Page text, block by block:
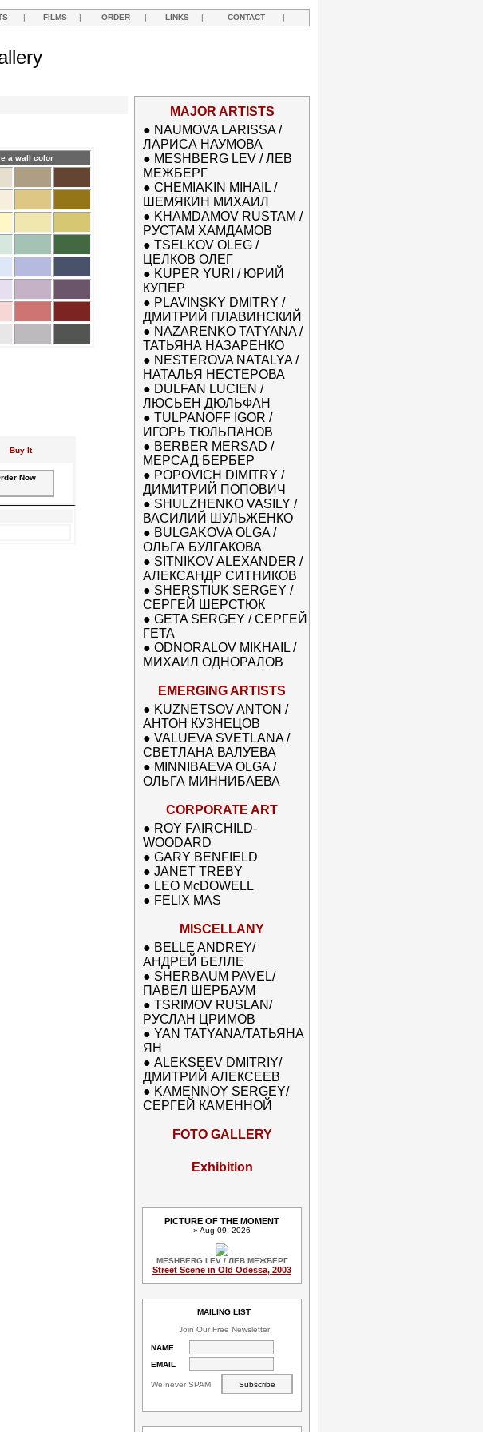
| FILMS | ORDER | LINKS | CONTACT |
a wall color
Buy It
Now
MAJOR ARTISTS
● NAUMOVA LARISSA /
ЛАРИСА НАУМОВА
● MESHBERG LEV / ЛЕВ
МЕЖБЕРГ
● CHEMIAKIN MIHAIL /
ШЕМЯКИН МИХАИЛ
● KHAMDAMOV RUSTAM /
РУСТАМ ХАМДАМОВ
● TSELKOV OLEG /
ЦЕЛКОВ ОЛЕГ
● KUPER YURI / ЮРИЙ
КУПЕР
● PLAVINSKY DMITRY /
ДМИТРИЙ ПЛАВИНСКИЙ
● NAZARENKO TATYANA /
ТАТЬЯНА НАЗАРЕНКО
● NESTEROVA NATALYA /
НАТАЛЬЯ НЕСТЕРОВА
● DULFAN LUCIEN /
ЛЮСЬЕН ДЮЛЬФАН
● TULPANOFF IGOR /
ИГОРЬ ТЮЛЬПАНОВ
● BERBER MERSAD /
МЕРСАД БЕРБЕР
● POPOVICH DIMITRY /
ДИМИТРИЙ ПОПОВИЧ
● SHULZHENKO VASILY /
ВАСИЛИЙ ШУЛЬЖЕНКО
● BULGAKOVA OLGA /
ОЛЬГА БУЛГАКОВА
● SITNIKOV ALEXANDER /
АЛЕКСАНДР СИТНИКОВ
● SHERSTIUK SERGEY /
СЕРГЕЙ ШЕРСТЮК
● GETA SERGEY / СЕРГЕЙ
ГЕТА
● ODNORALOV MIKHAIL /
МИХАИЛ ОДНОРАЛОВ
EMERGING ARTISTS
● KUZNETSOV ANTON /
АНТОН КУЗНЕЦОВ
● VALUEVA SVETLANA /
СВЕТЛАНА ВАЛУЕВА
● MINNIBAEVA OLGA /
ОЛЬГА МИННИБАЕВА
CORPORATE ART
● ROY FAIRCHILD-
WOODARD
● GARY BENFIELD
● JANET TREBY
● LEO McDOWELL
● FELIX MAS
MISCELLANY
● BELLE ANDREY/
АНДРЕЙ БЕЛЛЕ
● SHERBAUM PAVEL/
ПАВЕЛ ШЕРБАУМ
● TSRIMOV RUSLAN/
РУСЛАН ЦРИМОВ
● YAN TATYANA/ТАТЬЯНА
ЯН
● ALEKSEEV DMITRIY/
ДМИТРИЙ АЛЕКСЕЕВ
● KAMENNOY SERGEY/
СЕРГЕЙ КАМЕННОЙ
FOTO GALLERY
Exhibition
PICTURE OF THE MOMENT
» Aug 09, 2026
MESHBERG LEV / ЛЕВ МЕЖБЕРГ
Street Scene in Old Odessa, 2003
MAILING LIST
Join Our Free Newsletter
NAME
EMAIL
We never SPAM